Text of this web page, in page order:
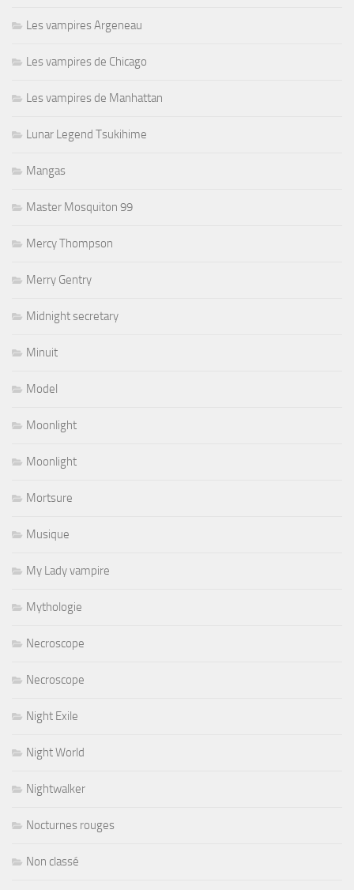
Les vampires Argeneau
Les vampires de Chicago
Les vampires de Manhattan
Lunar Legend Tsukihime
Mangas
Master Mosquiton 99
Mercy Thompson
Merry Gentry
Midnight secretary
Minuit
Model
Moonlight
Moonlight
Mortsure
Musique
My Lady vampire
Mythologie
Necroscope
Necroscope
Night Exile
Night World
Nightwalker
Nocturnes rouges
Non classé